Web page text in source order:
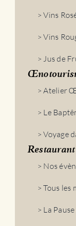
> Vins
> Vins
> Jus de
> Atelier
> Le
> Voyage
Restaurant
> Nos
> Tous les
> La